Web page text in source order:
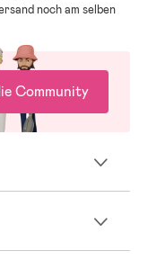
noch am selben
Community